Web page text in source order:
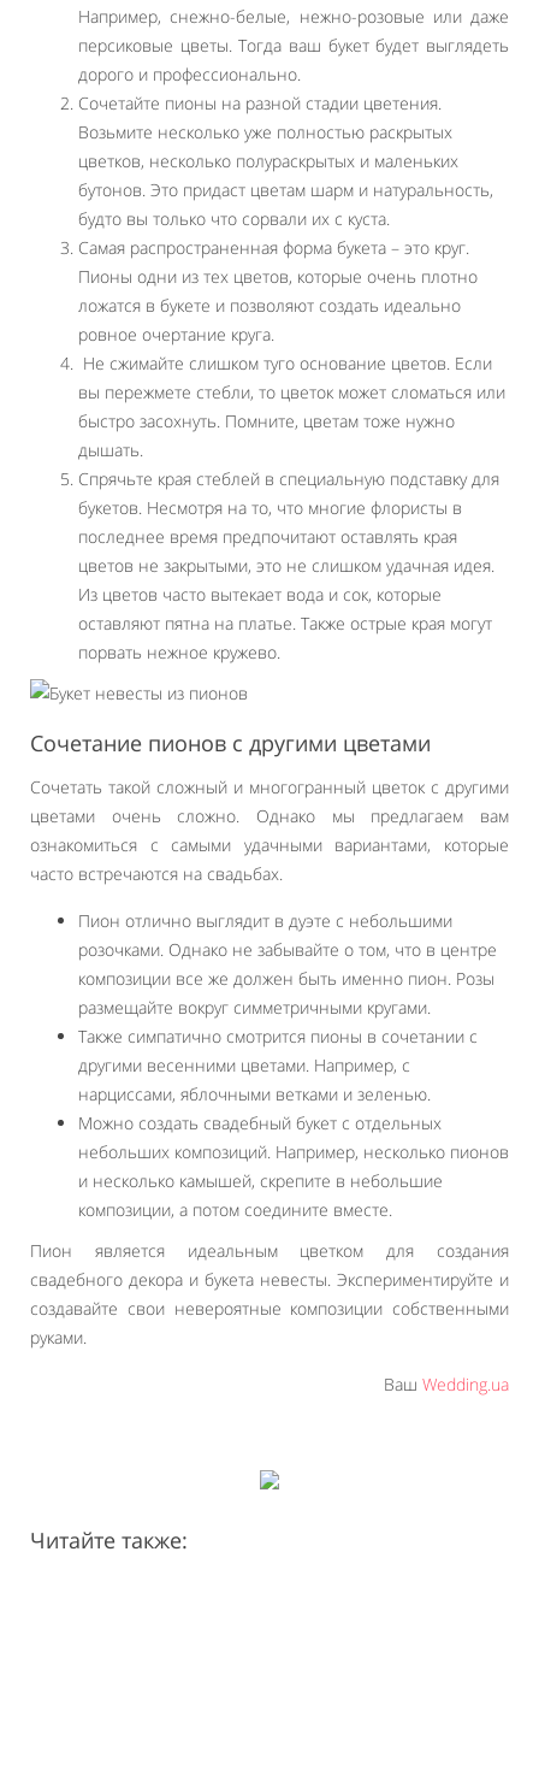
Например, снежно-белые, нежно-розовые или даже
персиковые цветы. Тогда ваш букет будет выглядеть
дорого и профессионально.
Сочетайте пионы на разной стадии цветения.
Возьмите несколько уже полностью раскрытых
цветков, несколько полураскрытых и маленьких
бутонов. Это придаст цветам шарм и натуральность,
будто вы только что сорвали их с куста.
Самая распространенная форма букета – это круг.
Пионы одни из тех цветов, которые очень плотно
ложатся в букете и позволяют создать идеально
ровное очертание круга.
Не сжимайте слишком туго основание цветов. Если
вы пережмете стебли, то цветок может сломаться или
быстро засохнуть. Помните, цветам тоже нужно
дышать.
Спрячьте края стеблей в специальную подставку для
букетов. Несмотря на то, что многие флористы в
последнее время предпочитают оставлять края
цветов не закрытыми, это не слишком удачная идея.
Из цветов часто вытекает вода и сок, которые
оставляют пятна на платье. Также острые края могут
порвать нежное кружево.
Сочетание пионов с другими цветами
Сочетать такой сложный и многогранный цветок с другими
цветами очень сложно. Однако мы предлагаем вам
ознакомиться с самыми удачными вариантами, которые
часто встречаются на свадьбах.
Пион отлично выглядит в дуэте с небольшими
розочками. Однако не забывайте о том, что в центре
композиции все же должен быть именно пион. Розы
размещайте вокруг симметричными кругами.
Также симпатично смотрится пионы в сочетании с
другими весенними цветами. Например, с
нарциссами, яблочными ветками и зеленью.
Можно создать свадебный букет с отдельных
небольших композиций. Например, несколько пионов
и несколько камышей, скрепите в небольшие
композиции, а потом соедините вместе.
Пион является идеальным цветком для создания
свадебного декора и букета невесты. Экспериментируйте и
создавайте свои невероятные композиции собственными
руками.
Ваш Wedding.ua
Читайте также: